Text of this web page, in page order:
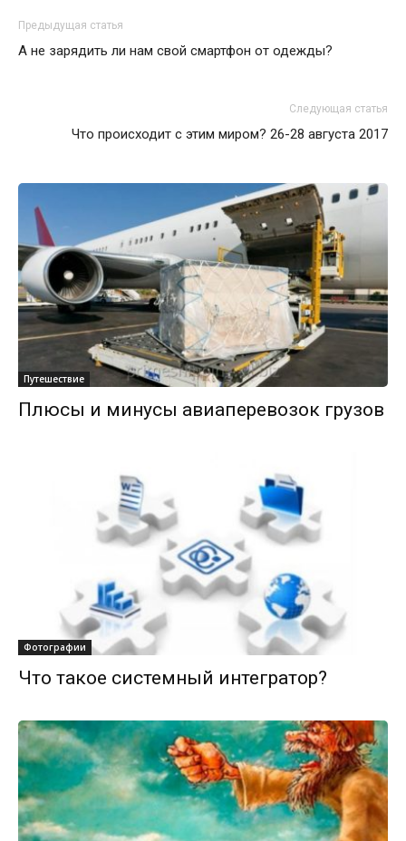
Предыдущая статья
А не зарядить ли нам свой смартфон от одежды?
Следующая статья
Что происходит с этим миром? 26-28 aвгуста 2017
Путешествие
Плюсы и минусы авиаперевозок грузов
Фотографии
Что такое системный интегратор?